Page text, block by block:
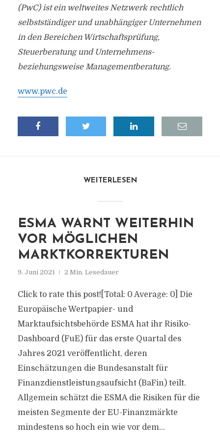
(PwC) ist ein weltweites Netzwerk rechtlich
selbstständiger und unabhängiger Unternehmen
in den Bereichen Wirtschaftsprüfung,
Steuerberatung und Unternehmens-
beziehungsweise Managementberatung.
www.pwc.de
WEITERLESEN
ESMA WARNT WEITERHIN
VOR MÖGLICHEN
MARKTKORREKTUREN
9. Juni 2021 2 Min. Lesedauer
Click to rate this post![Total: 0 Average: 0] Die
Europäische Wertpapier- und
Marktaufsichtsbehörde ESMA hat ihr Risiko-
Dashboard (FuE) für das erste Quartal des
Jahres 2021 veröffentlicht, deren
Einschätzungen die Bundesanstalt für
Finanzdienstleistungsaufsicht (BaFin) teilt.
Allgemein schätzt die ESMA die Risiken für die
meisten Segmente der EU-Finanzmärkte
mindestens so hoch ein wie vor dem...